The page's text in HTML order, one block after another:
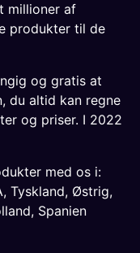
millioner af
produkter til de
og gratis at
du altid kan regne
og priser. I 2022
med os i:
, Tyskland, Østrig,
, Spanien